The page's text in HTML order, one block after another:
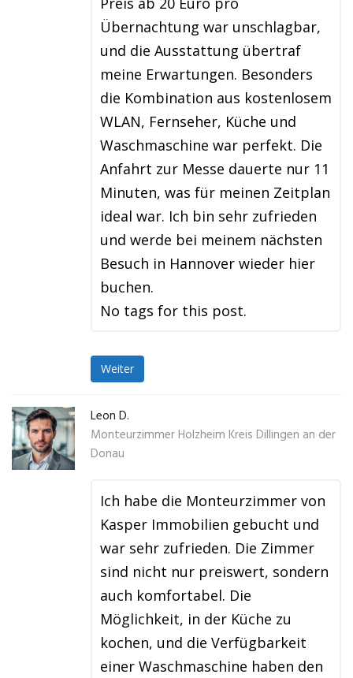
Übernachtung war unschlagbar,
und die Ausstattung übertraf
meine Erwartungen. Besonders
die Kombination aus kostenlosem
WLAN, Fernseher, Küche und
Waschmaschine war perfekt. Die
Anfahrt zur Messe dauerte nur 11
Minuten, was für meinen Zeitplan
ideal war. Ich bin sehr zufrieden
und werde bei meinem nächsten
Besuch in Hannover wieder hier
buchen.
No tags for this post.
Weiter
Leon D.
Monteurzimmer Holzheim Kreis Dillingen an der
Donau
Ich habe die Monteurzimmer von
Kasper Immobilien gebucht und
war sehr zufrieden. Die Zimmer
sind nicht nur preiswert, sondern
auch komfortabel. Die
Möglichkeit, in der Küche zu
kochen, und die Verfügbarkeit
einer Waschmaschine haben den